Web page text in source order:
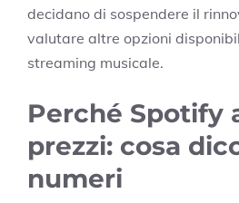
decidano di sospendere il
valutare altre opzioni
streaming musicale.
Perché Spotify
prezzi: cosa
numeri